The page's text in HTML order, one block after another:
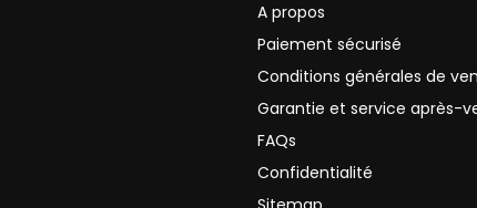
A propos
Paiement sécurisé
Conditions générales de
Garantie et service après-
FAQs
Confidentialité